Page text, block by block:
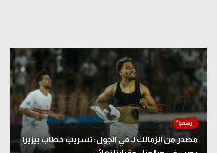
مصدر من الزمالك لـ في الجول: تسريب خطاب بيزيرا